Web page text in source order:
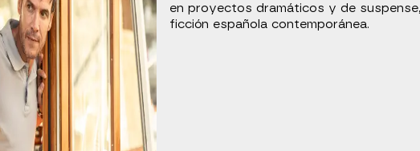
en proyectos dramáticos y de
ficción española contemporánea.